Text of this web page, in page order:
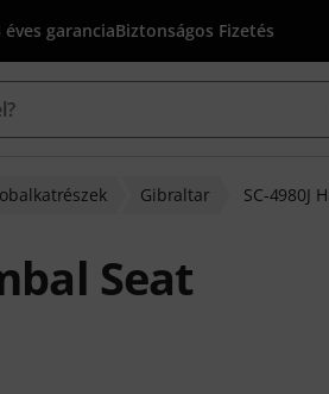
éves garanciaBiztonságos Fizetés
Gibraltar SC-4980J
Seat